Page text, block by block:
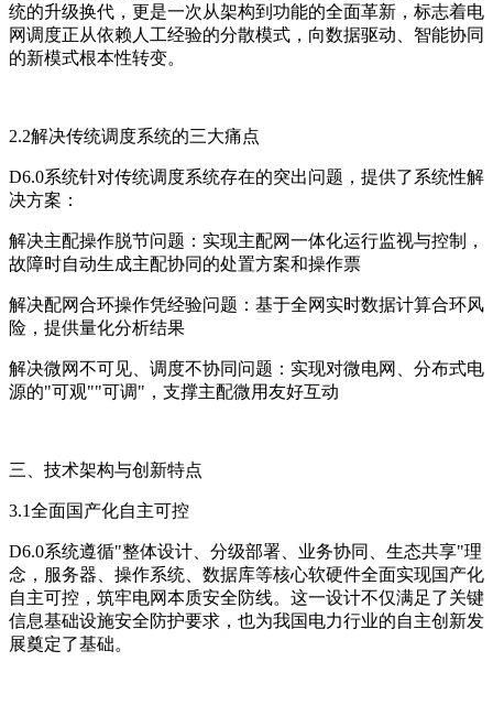
统的升级换代，更是一次从架构到功能的全面革新，标志着电
网调度正从依赖人工经验的分散模式，向数据驱动、智能协同
的新模式根本性转变。
2.2解决传统调度系统的三大痛点
D6.0系统针对传统调度系统存在的突出问题，提供了系统性解
决方案：
解决主配操作脱节问题：实现主配网一体化运行监视与控制，
故障时自动生成主配协同的处置方案和操作票
解决配网合环操作凭经验问题：基于全网实时数据计算合环风
险，提供量化分析结果
解决微网不可见、调度不协同问题：实现对微电网、分布式电
源的"可观""可调"，支撑主配微用友好互动
三、技术架构与创新特点
3.1全面国产化自主可控
D6.0系统遵循"整体设计、分级部署、业务协同、生态共享"理
念，服务器、操作系统、数据库等核心软硬件全面实现国产化
自主可控，筑牢电网本质安全防线。这一设计不仅满足了关键
信息基础设施安全防护要求，也为我国电力行业的自主创新发
展奠定了基础。